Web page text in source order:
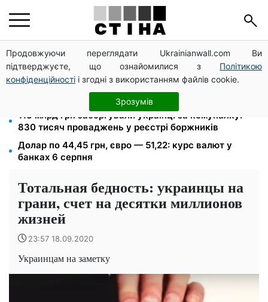
Продовжуючи переглядати Ukrainianwall.com Ви
підтверджуєте, що ознайомилися з Політикою
конфіденційності і згодні з використанням файлів cookie.
Зрозумів
200+ тисяч у СЗЧ, мільйони в розшуку: Федоров
розкрив план реформи мобілізації та ТЦК
Допомога людям з інвалідністю I-II групи: DRC,
Acted і NP реєструють просто вдома на Херсонщині
113 млрд грн заборгували українці за комуналку:
830 тисяч проваджень у реєстрі боржників
Долар по 44,45 грн, євро — 51,22: курс валют у
банках 6 серпня
Тотальная бедность: украинцы на
грани, счет на десятки миллионов
жизней
23:57 18.09.2020
Украинцам на заметку